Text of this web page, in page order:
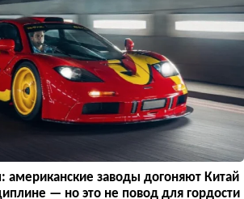
американские заводы догоняют Китай
— но это не повод для гордости